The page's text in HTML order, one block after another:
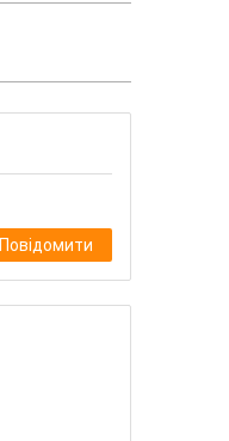
Повідомити